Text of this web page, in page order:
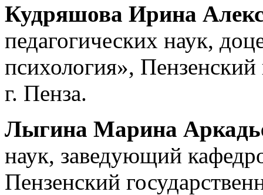
Кудряшова Ирина
педагогических наук,
психология», Пензенский
г. Пенза.
Лыгина Марина
наук, заведующий
Пензенский